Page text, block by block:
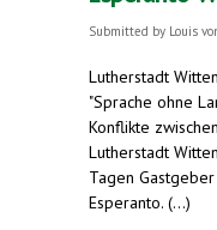
Submitted by Louis
Lutherstadt
"Sprache ohne
Konflikte
Lutherstadt
Tagen
Esperanto. (...)